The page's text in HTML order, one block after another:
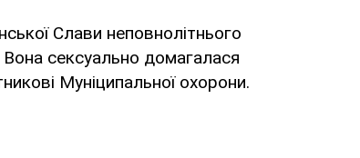
Слави неповнолітнього
сексуально домагалася
Муніципальної охорони.